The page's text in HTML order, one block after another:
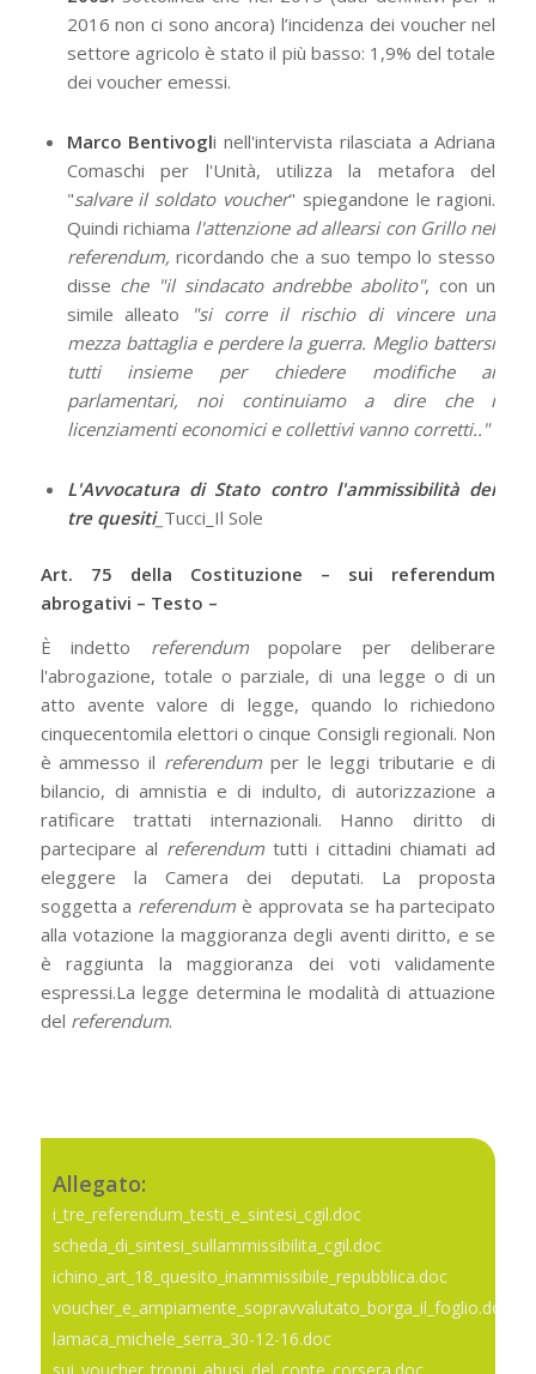
2016 non ci sono ancora) l’incidenza dei voucher nel
settore agricolo è stato il più basso: 1,9% del totale
dei voucher emessi.
Marco Bentivogli nell'intervista rilasciata a Adriana
Comaschi per l'Unità, utilizza la metafora del
"salvare il soldato voucher" spiegandone le ragioni.
Quindi richiama l'attenzione ad allearsi con Grillo nel
referendum, ricordando che a suo tempo lo stesso
disse che "il sindacato andrebbe abolito", con un
simile alleato
"si corre il rischio di vincere una
mezza battaglia e perdere la guerra. Meglio battersi
tutti insieme per chiedere modifiche ai
parlamentari, noi continuiamo a dire che i
licenziamenti economici e collettivi vanno corretti.."
L'Avvocatura di Stato contro l'ammissibilità dei
tre quesiti_ Tucci_Il Sole
Art. 75 della Costituzione – sui referendum
abrogativi – Testo –
È indetto referendumpopolare per deliberare
l'abrogazione, totale o parziale, di una legge o di un
atto avente valore di legge, quando lo richiedono
cinquecentomila elettori o cinque Consigli regionali. Non
è ammesso il referendum per le leggi tributarie e di
bilancio, di amnistia e di indulto, di autorizzazione a
ratificare trattati internazionali. Hanno diritto di
partecipare al referendumtutti i cittadini chiamati ad
eleggere la Camera dei deputati. La proposta
soggetta a referendum è approvata se ha partecipato
alla votazione la maggioranza degli aventi diritto, e se
è raggiunta la maggioranza dei voti validamente
espressi.La legge determina le modalità di attuazione
del referendum.
Allegato:
i_tre_referendum_testi_e_sintesi_cgil.doc
scheda_di_sintesi_sullammissibilita_cgil.doc
ichino_art_18_quesito_inammissibile_repubblica.doc
voucher_e_ampiamente_sopravvalutato_borga_il_foglio.doc
lamaca_michele_serra_30-12-16.doc
sui_voucher_troppi_abusi_del_conte_corsera.doc